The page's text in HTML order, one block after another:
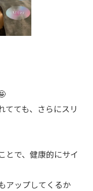
てても、さらにスリ
とで、健康的にサイ
アップしてくるか